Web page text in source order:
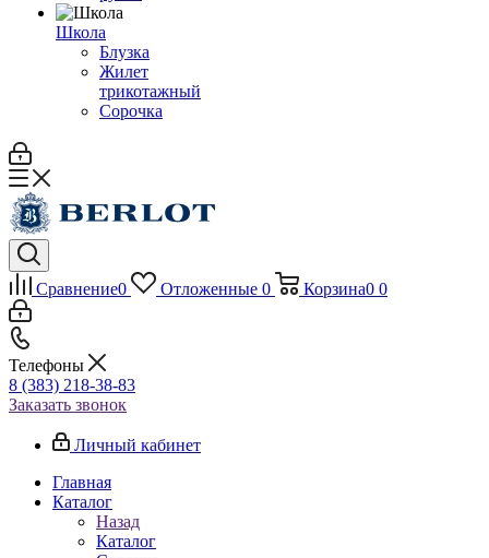
Школа
Блузка
Жилет
трикотажный
Сорочка
Сравнение0 Отложенные 0 Корзина0 0
Телефоны
8 (383) 218-38-83
Заказать звонок
Личный кабинет
Главная
Каталог
Назад
Каталог